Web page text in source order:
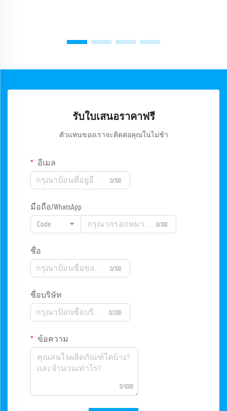
รับใบเสนอราคาฟรี
ตัวแทนของเราจะติดต่อคุณในไม่ช้า
อีเมล
0/100
มือถือ/WhatsApp
Code 0/100
ชื่อ
0/100
ชื่อบริษัท
0/200
ข้อความ
0/1000